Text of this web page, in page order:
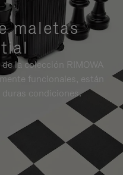
maletas
la colección RIMOWA
funcionales, están
condiciones.